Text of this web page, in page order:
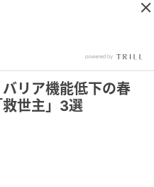
リア機能低下の春
世主」3選